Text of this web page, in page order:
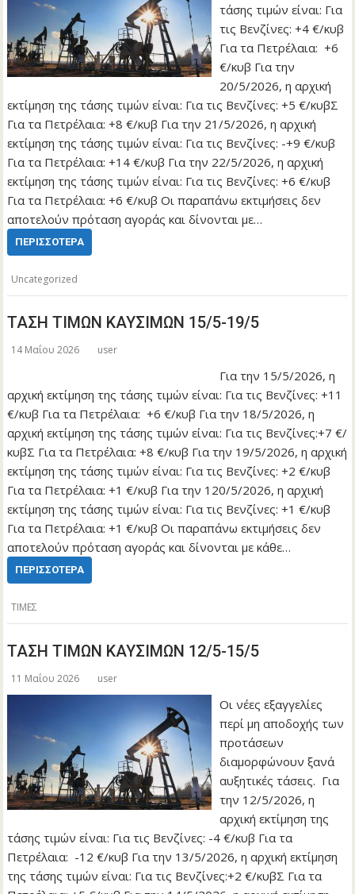
τάσης τιμών είναι: Για
τις Βενζίνες: +4 €/κυβ
Για τα Πετρέλαια: +6
€/κυβ Για την
20/5/2026, η αρχική
εκτίμηση της τάσης τιμών είναι: Για τις Βενζίνες: +5 €/κυβΣ
Για τα Πετρέλαια: +8 €/κυβ Για την 21/5/2026, η αρχική
εκτίμηση της τάσης τιμών είναι: Για τις Βενζίνες: -+9 €/κυβ
Για τα Πετρέλαια: +14 €/κυβ Για την 22/5/2026, η αρχική
εκτίμηση της τάσης τιμών είναι: Για τις Βενζίνες: +6 €/κυβ
Για τα Πετρέλαια: +6 €/κυβ Οι παραπάνω εκτιμήσεις δεν
αποτελούν πρόταση αγοράς και δίνονται με…
ΠΕΡΙΣΣΌΤΕΡΑ
Uncategorized
ΤΑΣΗ ΤΙΜΩΝ ΚΑΥΣΙΜΩΝ 15/5-19/5
14 Μαΐου 2026 user
Για την 15/5/2026, η
αρχική εκτίμηση της τάσης τιμών είναι: Για τις Βενζίνες: +11
€/κυβ Για τα Πετρέλαια: +6 €/κυβ Για την 18/5/2026, η
αρχική εκτίμηση της τάσης τιμών είναι: Για τις Βενζίνες:+7 €/
κυβΣ Για τα Πετρέλαια: +8 €/κυβ Για την 19/5/2026, η αρχική
εκτίμηση της τάσης τιμών είναι: Για τις Βενζίνες: +2 €/κυβ
Για τα Πετρέλαια: +1 €/κυβ Για την 120/5/2026, η αρχική
εκτίμηση της τάσης τιμών είναι: Για τις Βενζίνες: +1 €/κυβ
Για τα Πετρέλαια: +1 €/κυβ Οι παραπάνω εκτιμήσεις δεν
αποτελούν πρόταση αγοράς και δίνονται με κάθε…
ΠΕΡΙΣΣΌΤΕΡΑ
ΤΙΜΕΣ
ΤΑΣΗ ΤΙΜΩΝ ΚΑΥΣΙΜΩΝ 12/5-15/5
11 Μαΐου 2026 user
Οι νέες εξαγγελίες
περί μη αποδοχής των
προτάσεων
διαμορφώνουν ξανά
αυξητικές τάσεις. Για
την 12/5/2026, η
αρχική εκτίμηση της
τάσης τιμών είναι: Για τις Βενζίνες: -4 €/κυβ Για τα
Πετρέλαια: -12 €/κυβ Για την 13/5/2026, η αρχική εκτίμηση
της τάσης τιμών είναι: Για τις Βενζίνες:+2 €/κυβΣ Για τα